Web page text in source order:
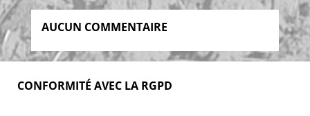
AUCUN COMMENTAIRE
CONFORMITÉ AVEC LA RGPD